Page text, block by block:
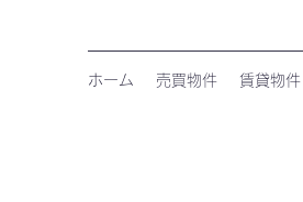
ホーム 売買物件 賃貸物件